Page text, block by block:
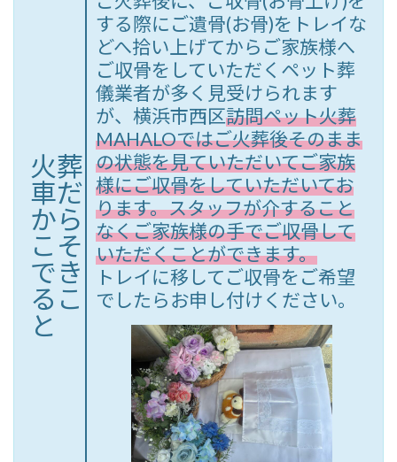
火葬
車だ
から
こそ
でき
るこ
と
する際にご遺骨(お骨)をトレイな
どへ拾い上げてからご家族様へ
ご収骨をしていただくペット葬
儀業者が多く見受けられます
が、横浜市西区訪問ペット火葬
MAHALOではご火葬後そのまま
の状態を見ていただいてご家族
様にご収骨をしていただいてお
ります。スタッフが介すること
なくご家族様の手でご収骨して
いただくことができます。
トレイに移してご収骨をご希望
でしたらお申し付けください。